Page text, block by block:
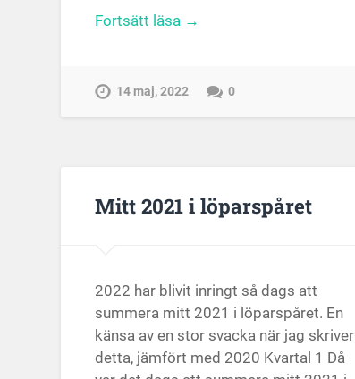
Fortsätt läsa →
14 maj, 2022 0
Mitt 2021 i löparspåret
2022 har blivit inringt så dags att
summera mitt 2021 i löparspåret. En
känsa av en stor svacka när jag skriver
detta, jämfört med 2020 Kvartal 1 Då